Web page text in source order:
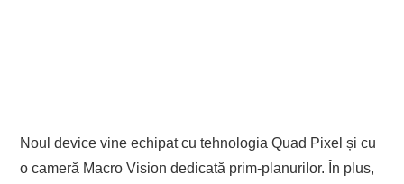
Noul device vine echipat cu tehnologia Quad Pixel și cu
o cameră Macro Vision dedicată prim-planurilor. În plus,